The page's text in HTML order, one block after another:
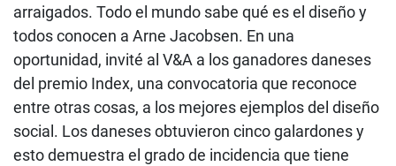
arraigados. Todo el mundo sabe qué es el diseño y
todos conocen a Arne Jacobsen. En una
oportunidad, invité al V&A a los ganadores daneses
del premio Index, una convocatoria que reconoce
entre otras cosas, a los mejores ejemplos del diseño
social. Los daneses obtuvieron cinco galardones y
esto demuestra el grado de incidencia que tiene